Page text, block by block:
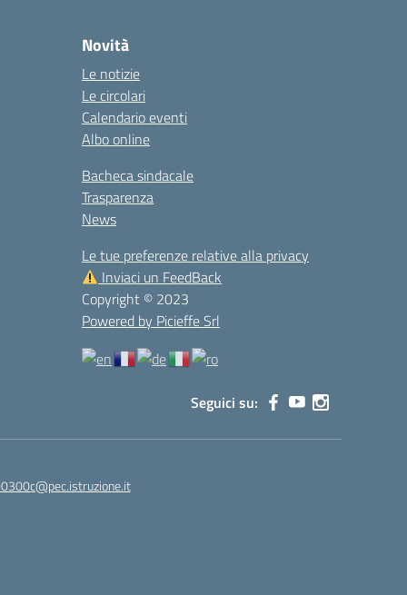
Novità
Le notizie
Le circolari
Calendario eventi
Albo online
Bacheca sindacale
Trasparenza
News
Le tue preferenze relative alla privacy
Inviaci un FeedBack
Copyright © 2023
Powered by Picieffe Srl
Seguici su: